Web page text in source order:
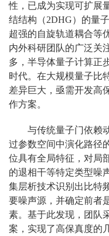
性，已成为实现可扩展
结结构（2DHG）的量
超强的自旋轨道耦合等
内外科研团队的广泛关
多，半导体量子计算正
时代。在大规模量子比
差异巨大，亟需开发高
作方案。
与传统量子门依赖
过参数空间中演化路径
位具有全局特征，对局
的退相干等特定类型噪
集层析技术识别出比特
要噪声源，并确定前者
素。基于此发现，团队
案，实现了高保真度的